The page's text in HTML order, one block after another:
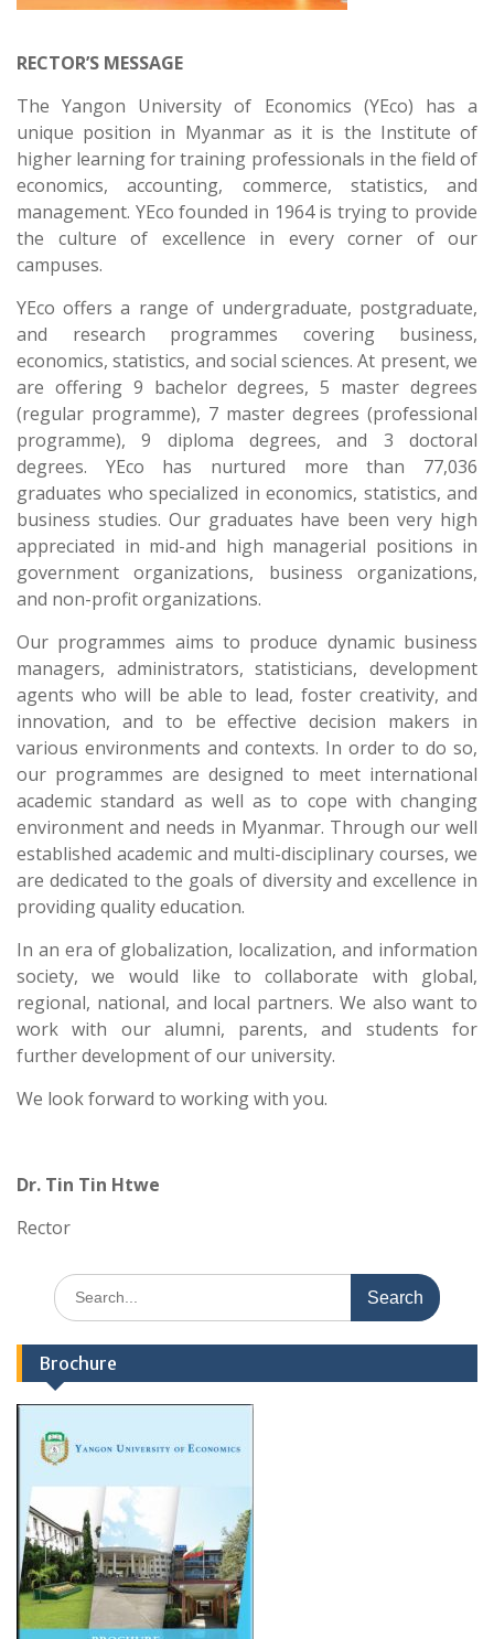
RECTOR’S MESSAGE
The Yangon University of Economics (YEco) has a
unique position in Myanmar as it is the Institute of
higher learning for training professionals in the field of
economics, accounting, commerce, statistics, and
management. YEco founded in 1964 is trying to provide
the culture of excellence in every corner of our
campuses.
YEco offers a range of undergraduate, postgraduate,
and research programmes covering business,
economics, statistics, and social sciences. At present, we
are offering 9 bachelor degrees, 5 master degrees
(regular programme), 7 master degrees (professional
programme), 9 diploma degrees, and 3 doctoral
degrees. YEco has nurtured more than 77,036
graduates who specialized in economics, statistics, and
business studies. Our graduates have been very high
appreciated in mid-and high managerial positions in
government organizations, business organizations,
and non-profit organizations.
Our programmes aims to produce dynamic business
managers, administrators, statisticians, development
agents who will be able to lead, foster creativity, and
innovation, and to be effective decision makers in
various environments and contexts. In order to do so,
our programmes are designed to meet international
academic standard as well as to cope with changing
environment and needs in Myanmar. Through our well
established academic and multi-disciplinary courses, we
are dedicated to the goals of diversity and excellence in
providing quality education.
In an era of globalization, localization, and information
society, we would like to collaborate with global,
regional, national, and local partners. We also want to
work with our alumni, parents, and students for
further development of our university.
We look forward to working with you.
Dr. Tin Tin Htwe
Rector
Search
for:
Brochure